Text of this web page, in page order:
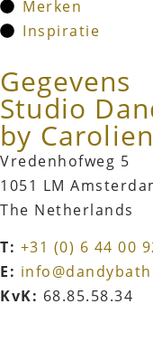
Merken
Inspiratie
Gegevens
Studio
by Carolien
Vredenhofweg 5
1051 LM
The Netherlands
T: +31 (0) 6 44 00
E:
KvK: 68.85.58.34